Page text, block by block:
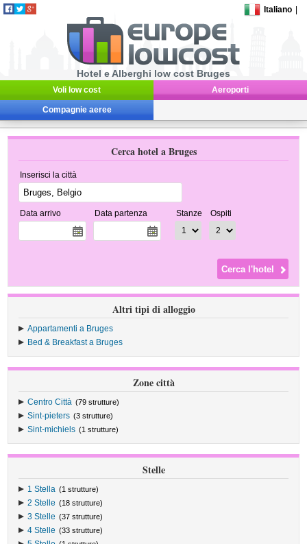
Italiano
Hotel e Alberghi low cost Bruges
Voli low cost Aeroporti
Compagnie aeree
Cerca hotel a Bruges
Inserisci la città
Data arrivo Data partenza Stanze Ospiti
Altri tipi di alloggio
Appartamenti a Bruges
Bed & Breakfast a Bruges
Zone città
Centro Città (79 strutture)
Sint-pieters (3 strutture)
Sint-michiels (1 strutture)
Stelle
1 Stella (1 strutture)
2 Stelle (18 strutture)
3 Stelle (37 strutture)
4 Stelle (33 strutture)